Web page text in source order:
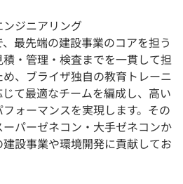
ジニアリング
最先端の建設事業のコアを担う
・管理・検査までを一貫して担
、ブライザ独自の教育トレーニ
て最適なチームを編成し、高い
ォーマンスを実現します。その
パーゼネコン・大手ゼネコンか
設事業や環境開発に貢献してお